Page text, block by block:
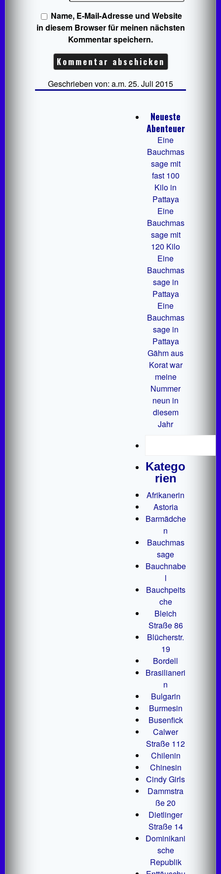
Name, E-Mail-Adresse und Website
in diesem Browser für meinen nächsten
Kommentar speichern.
Geschrieben von: a.m. 25. Juli 2015
Neueste
Abenteuer
Eine
Bauchmas
sage mit
fast 100
Kilo in
Pattaya
Eine
Bauchmas
sage mit
120 Kilo
Eine
Bauchmas
sage in
Pattaya
Eine
Bauchmas
sage in
Pattaya
Gähm aus
Korat war
meine
Nummer
neun in
diesem
Jahr
Katego
rien
Afrikanerin
Astoria
Barmädche
n
Bauchmas
sage
Bauchnabe
l
Bauchpeits
che
Bleich
Straße 86
Blücherstr.
19
Bordell
Brasilianeri
n
Bulgarin
Burmesin
Busenfick
Calwer
Straße 112
Chilenin
Chinesin
Cindy Girls
Dammstra
ße 20
Dietlinger
Straße 14
Dominikani
sche
Republik